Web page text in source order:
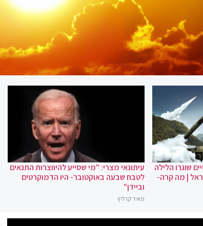
שוגרו הלילה
| מה קרה-
עיתונאי מצרי: "מי שסייע להיווצרות התנאים
לטבח שבעה באוקטובר- היו הדמוקרטים
וביידן"
מאיר קרליץ